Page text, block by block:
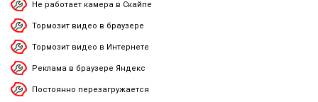
Не работает камера в Скайпе
Тормозит видео в браузере
Тормозит видео в Интернете
Реклама в браузере Яндекс
Постоянно перезагружается